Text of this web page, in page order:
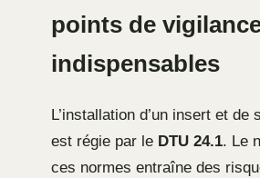
points de
indispensables
L’installation d’un insert et de
est régie par le DTU 24.1. Le
ces normes entraîne des